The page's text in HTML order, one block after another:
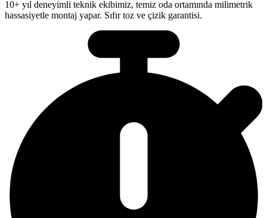
10+ yıl deneyimli teknik ekibimiz, temiz oda ortamında milimetrik
hassasiyetle montaj yapar. Sıfır toz ve çizik garantisi.